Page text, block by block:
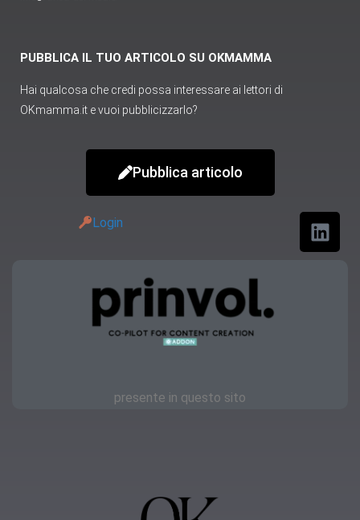
PUBBLICA IL TUO ARTICOLO SU OKMAMMA
Hai qualcosa che credi possa interessare ai lettori di
OKmamma.it e vuoi pubblicizzarlo?
Pubblica articolo
Login
presente in questo sito